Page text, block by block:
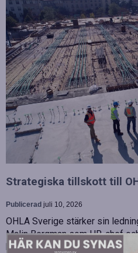
Strategiska tillskott till
Publicerad juli 10, 2026
OHLA Sverige stärker sin
Malin Bergman som HR-chef
biträdande ekonomichef. Båda